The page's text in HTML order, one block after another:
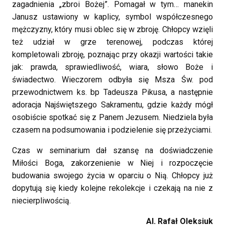
zagadnienia „zbroi Bożej”. Pomagał w tym… manekin
Janusz ustawiony w kaplicy, symbol współczesnego
mężczyzny, który musi oblec się w zbroję. Chłopcy wzięli
też udział w grze terenowej, podczas której
kompletowali zbroję, poznając przy okazji wartości takie
jak: prawda, sprawiedliwość, wiara, słowo Boże i
świadectwo. Wieczorem odbyła się Msza Św. pod
przewodnictwem ks. bp Tadeusza Pikusa, a następnie
adoracja Najświętszego Sakramentu, gdzie każdy mógł
osobiście spotkać się z Panem Jezusem. Niedziela była
czasem na podsumowania i podzielenie się przeżyciami.
Czas w seminarium dał szansę na doświadczenie
Miłości Boga, zakorzenienie w Niej i rozpoczęcie
budowania swojego życia w oparciu o Nią. Chłopcy już
dopytują się kiedy kolejne rekolekcje i czekają na nie z
niecierpliwością.
Al. Rafał Oleksiuk